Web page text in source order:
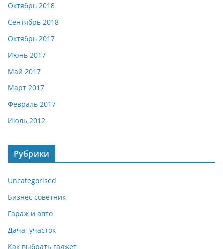
Октябрь 2018
Сентябрь 2018
Октябрь 2017
Июнь 2017
Май 2017
Март 2017
Февраль 2017
Июль 2012
Рубрики
Uncategorised
Бизнес советник
Гараж и авто
Дача, участок
Как выбрать гаджет